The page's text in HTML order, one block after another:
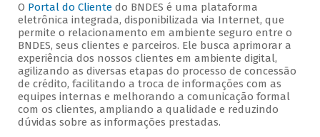
O Portal do Clientedo BNDES é uma plataforma
eletrônica integrada, disponibilizada via Internet, que
permite o relacionamento em ambiente seguro entre o
BNDES, seus clientes e parceiros. Ele busca aprimorar a
experiência dos nossos clientes em ambiente digital,
agilizando as diversas etapas do processo de concessão
de crédito, facilitando a troca de informações com as
equipes internas e melhorando a comunicação formal
com os clientes, ampliando a qualidade e reduzindo
dúvidas sobre as informações prestadas.